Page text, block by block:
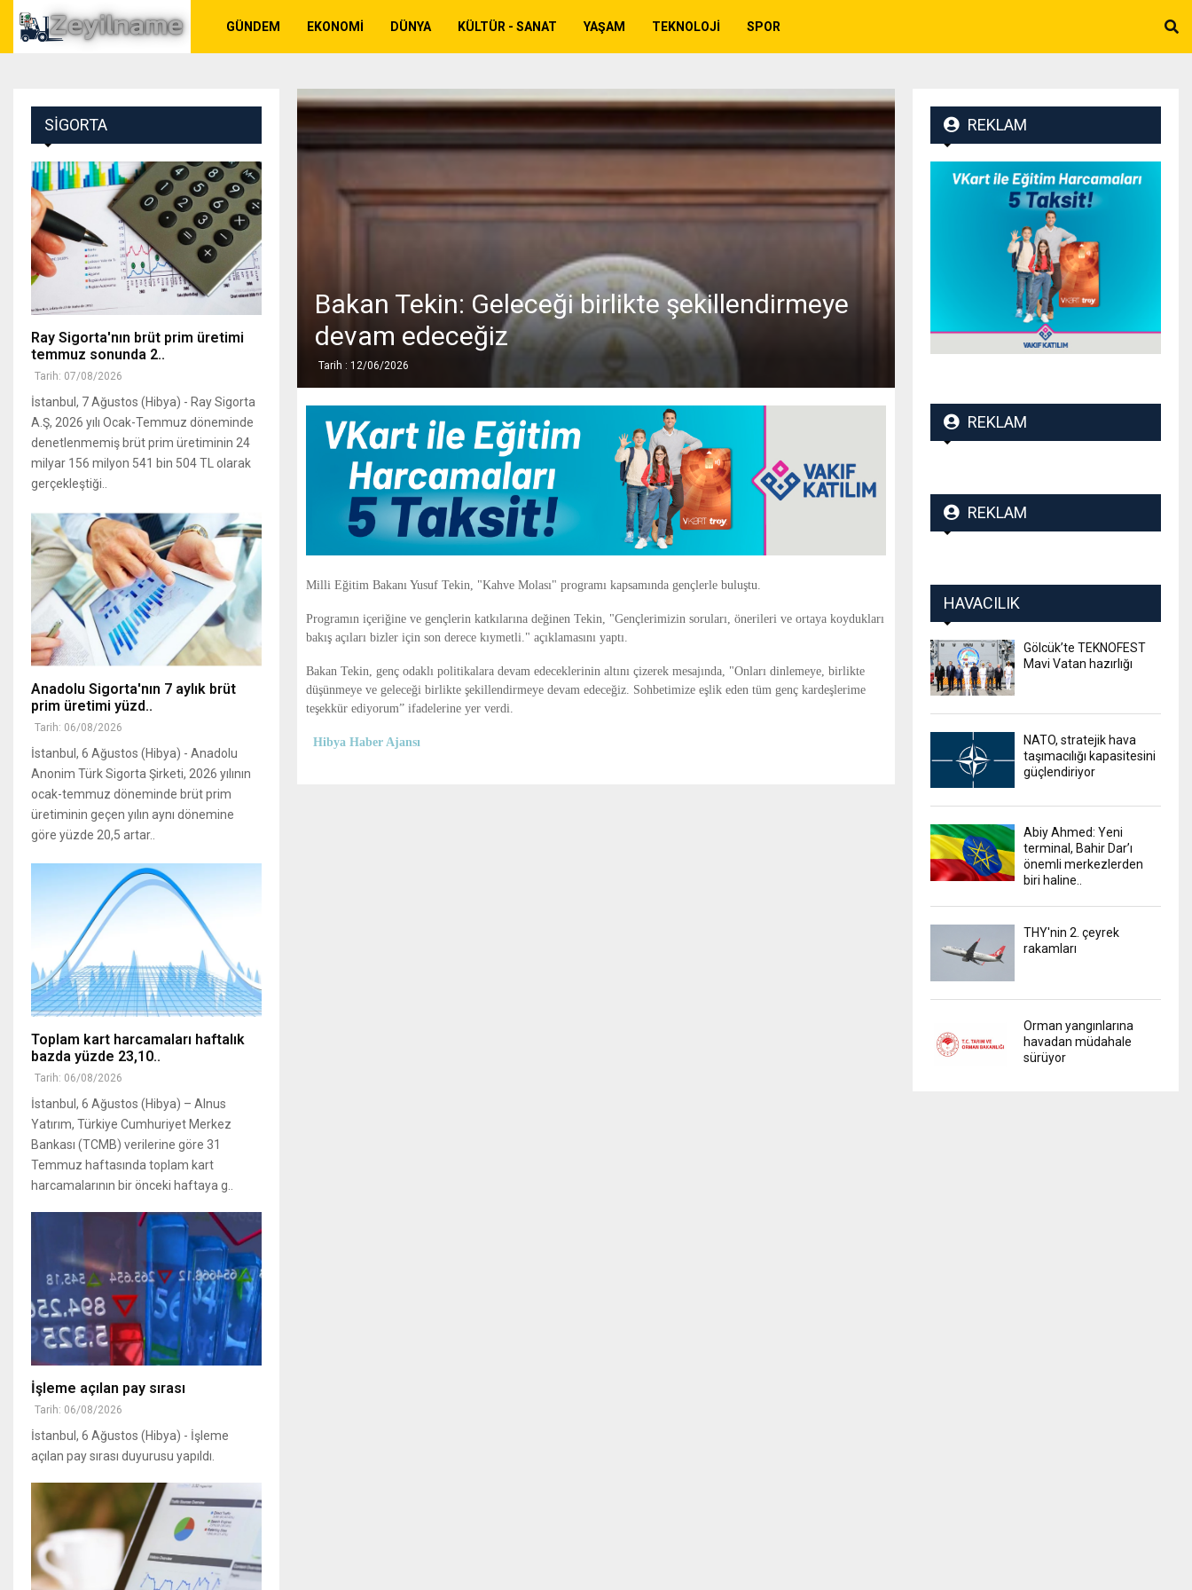
GÜNDEM EKONOMI DÜNYA KÜLTÜR - SANAT YAŞAM TEKNOLOJI SPOR
Bakan Tekin: Geleceği birlikte şekillendirmeye
devam edeceğiz
Tarih : 12/06/2026
Milli Eğitim Bakanı Yusuf Tekin, "Kahve Molası" programı kapsamında gençlerle buluştu.
Programın içeriğine ve gençlerin katkılarına değinen Tekin, "Gençlerimizin soruları, önerileri ve ortaya koydukları
bakış açıları bizler için son derece kıymetli." açıklamasını yaptı.
Bakan Tekin, genç odaklı politikalara devam edeceklerinin altını çizerek mesajında, "Onları dinlemeye, birlikte
düşünmeye ve geleceği birlikte şekillendirmeye devam edeceğiz. Sohbetimize eşlik eden tüm genç kardeşlerime
teşekkür ediyorum” ifadelerine yer verdi.
Hibya Haber Ajansı
SIGORTA
Ray Sigorta'nın brüt prim üretimi
temmuz sonunda 2..
Tarih: 07/08/2026
İstanbul, 7 Ağustos (Hibya) - Ray Sigorta
A.Ş, 2026 yılı Ocak-Temmuz döneminde
denetlenmemiş brüt prim üretiminin 24
milyar 156 milyon 541 bin 504 TL olarak
gerçekleştiği..
Anadolu Sigorta'nın 7 aylık brüt
prim üretimi yüzd..
Tarih: 06/08/2026
İstanbul, 6 Ağustos (Hibya) - Anadolu
Anonim Türk Sigorta Şirketi, 2026 yılının
ocak-temmuz döneminde brüt prim
üretiminin geçen yılın aynı dönemine
göre yüzde 20,5 artar..
Toplam kart harcamaları haftalık
bazda yüzde 23,10..
Tarih: 06/08/2026
İstanbul, 6 Ağustos (Hibya) – Alnus
Yatırım, Türkiye Cumhuriyet Merkez
Bankası (TCMB) verilerine göre 31
Temmuz haftasında toplam kart
harcamalarının bir önceki haftaya g..
İşleme açılan pay sırası
Tarih: 06/08/2026
İstanbul, 6 Ağustos (Hibya) - İşleme
açılan pay sırası duyurusu yapıldı.
REKLAM
REKLAM
REKLAM
HAVACILIK
Gölcük’te TEKNOFEST
Mavi Vatan hazırlığı
NATO, stratejik hava
taşımacılığı kapasitesini
güçlendiriyor
Abiy Ahmed: Yeni
terminal, Bahir Dar’ı
önemli merkezlerden
biri haline..
THY'nin 2. çeyrek
rakamları
Orman yangınlarına
havadan müdahale
sürüyor